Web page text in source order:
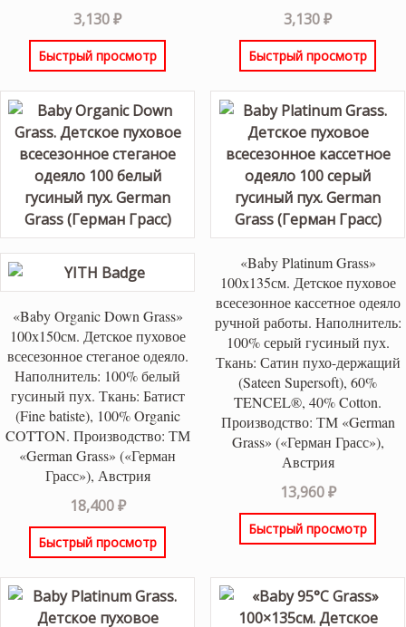
3,130₽
Быстрый просмотр
3,130₽
Быстрый просмотр
«Baby Organic Down Grass»
100х150см. Детское пуховое
всесезонное стеганое одеяло.
Наполнитель: 100% белый
гусиный пух. Ткань: Батист
(Fine batiste), 100% Organic
COTTON. Производство: ТМ
«German Grass» («Герман
Грасс»), Австрия
18,400₽
Быстрый просмотр
«Baby Platinum Grass»
100х135см. Детское пуховое
всесезонное кассетное одеяло
ручной работы. Наполнитель:
100% серый гусиный пух.
Ткань: Сатин пухо-держащий
(Sateen Supersoft), 60%
TENCEL®, 40% Cotton.
Производство: ТМ «German
Grass» («Герман Грасс»),
Австрия
13,960₽
Быстрый просмотр